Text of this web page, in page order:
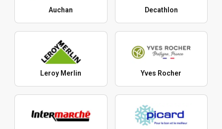
Auchan Decathlon
Leroy Merlin Yves Rocher